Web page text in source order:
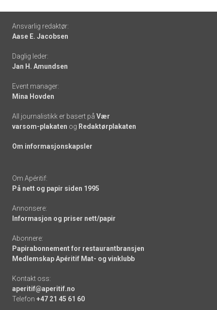
Footer
-
links
Ansvarlig redaktør:
Aase E. Jacobsen
Daglig leder:
Jan H. Amundsen
Event manager:
Mina Hovden
All journalistikk er basert på Vær
varsom-plakaten og Redaktørplakaten
Om informasjonskapsler
Om Apéritif:
På nett og papir siden 1995
Annonsere:
Informasjon og priser nett/papir
Abonnere:
Papirabonnement for restaurantbransjen
Medlemskap Apéritif Mat- og vinklubb
Kontakt oss:
aperitif@aperitif.no
Telefon +47 21 45 61 60